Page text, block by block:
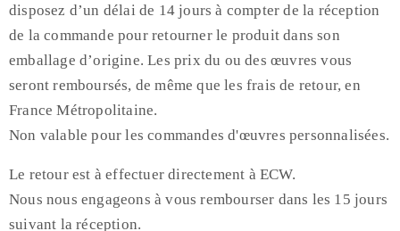
disposez d’un délai de 14 jours à compter de la réception
de la commande pour retourner le produit dans son
emballage d’origine. Les prix du ou des œuvres vous
seront remboursés, de même que les frais de retour, en
France Métropolitaine.
Non valable pour les commandes d'œuvres personnalisées.
Le retour est à effectuer directement à ECW.
Nous nous engageons à vous rembourser dans les 15 jours
suivant la réception.